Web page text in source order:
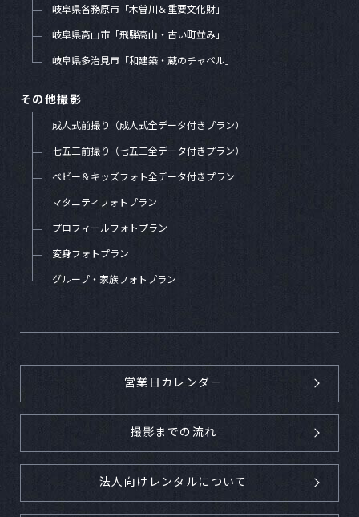
岐阜県各務原市「木曽川＆重要文化財」
岐阜県高山市「飛騨高山・古い町並み」
岐阜県多治見市「和建築・蔵のチャペル」
その他撮影
成人式前撮り（成人式全データ付きプラン）
七五三前撮り（七五三全データ付きプラン）
ベビー＆キッズフォト全データ付きプラン
マタニティフォトプラン
プロフィールフォトプラン
変身フォトプラン
グループ・家族フォトプラン
営業日カレンダー
撮影までの流れ
法人向けレンタルについて